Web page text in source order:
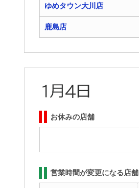
ゆめタウン大川店
鹿島店
お休みの店舗
営業時間が変更になる店舗